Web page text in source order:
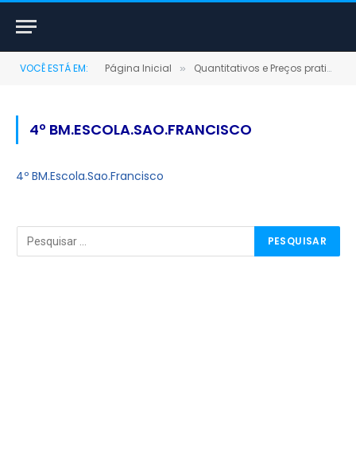
VOCÊ ESTÁ EM: Página Inicial » Quantitativos e Preços praticados – Maio 2023
4º BM.ESCOLA.SAO.FRANCISCO
4º BM.Escola.Sao.Francisco